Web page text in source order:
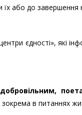
або до завершення
єдності», які
добровільним,
в питаннях